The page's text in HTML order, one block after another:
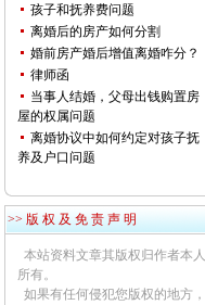
孩子和抚养费问题
离婚后的房产如何分割
婚前房产婚后增值离婚咋分？
律师函
当事人结婚，父母出钱购置房
屋的权属问题
离婚协议中如何约定对孩子抚
养及户口问题
>> 版 权 及 免 责 声 明
本站资料文章其版权归作者本人
所有。
如果有任何侵犯您版权的地方，